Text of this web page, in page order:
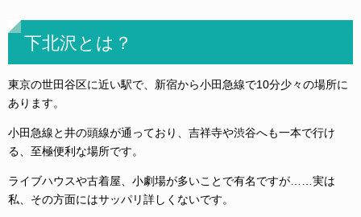
下北沢とは？
東京の世田谷区に近い駅で、新宿から小田急線で10分少々の場所に
あります。
小田急線と井の頭線が通っており、吉祥寺や渋谷へも一本で行け
る、至極便利な場所です。
ライブハウスや古着屋、小劇場が多いことで有名ですが……実は
私、その方面にはサッパリ詳しくないです。